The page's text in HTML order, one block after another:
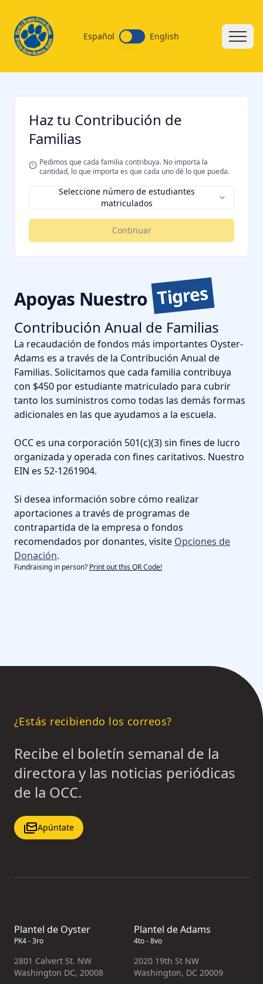
Español English
Haz tu Contribución de
Familias
Pedimos que cada familia contribuya. No importa la
cantidad, lo que importa es que cada uno dé lo que pueda.
Seleccione número de estudiantes
matriculados
Continuar
Apoyas Nuestro Tigres
Contribución Anual de Familias
La recaudación de fondos más importantes Oyster-
Adams es a través de la Contribución Anual de
Familias. Solicitamos que cada familia contribuya
con $450 por estudiante matriculado para cubrir
tanto los suministros como todas las demás formas
adicionales en las que ayudamos a la escuela.
OCC es una corporación 501(c)(3) sin fines de lucro
organizada y operada con fines caritativos. Nuestro
EIN es 52-1261904.
Si desea información sobre cómo realizar
aportaciones a través de programas de
contrapartida de la empresa o fondos
recomendados por donantes, visite Opciones de
Donación.
Fundraising in person? Print out this QR Code!
¿Estás recibiendo los correos?
Recibe el boletín semanal de la
directora y las noticias periódicas
de la OCC.
Apúntate
Plantel de Oyster
PK4 - 3ro
2801 Calvert St. NW
Washington DC, 20008
Plantel de Adams
4to - 8vo
2020 19th St NW
Washington, DC 20009